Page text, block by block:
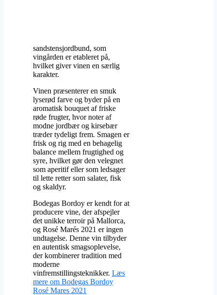
sandstensjordbund, som
vingården er etableret på,
hvilket giver vinen en særlig
karakter. ​
Vinen præsenterer en smuk
lyserød farve og byder på en
aromatisk bouquet af friske
røde frugter, hvor noter af
modne jordbær og kirsebær
træder tydeligt frem. Smagen er
frisk og rig med en behagelig
balance mellem frugtighed og
syre, hvilket gør den velegnet
som aperitif eller som ledsager
til lette retter som salater, fisk
og skaldyr.​
Bodegas Bordoy er kendt for at
producere vine, der afspejler
det unikke terroir på Mallorca,
og Rosé Marés 2021 er ingen
undtagelse. Denne vin tilbyder
en autentisk smagsoplevelse,
der kombinerer tradition med
moderne
vinfremstillingsteknikker. Læs
mere om Bodegas Bordoy
Rosé Mares 2021